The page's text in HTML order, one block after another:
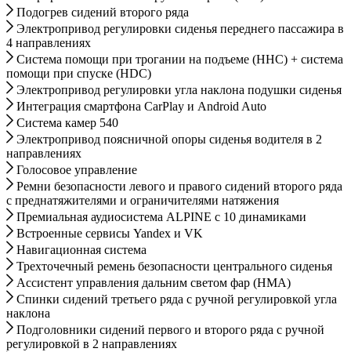
Подогрев сидений второго ряда
Электропривод регулировки сиденья переднего пассажира в
4 направлениях
Система помощи при трогании на подъеме (HHC) + система
помощи при спуске (HDC)
Электропривод регулировки угла наклона подушки сиденья
Интеграция смартфона CarPlay и Android Auto
Система камер 540
Электропривод поясничной опоры сиденья водителя в 2
направлениях
Голосовое управление
Ремни безопасности левого и правого сидений второго ряда
с преднатяжителями и ограничителями натяжения
Премиальная аудиосистема ALPINE с 10 динамиками
Встроенные сервисы Yandex и VK
Навигационная система
Трехточечный ремень безопасности центрального сиденья
Ассистент управления дальним светом фар (HMA)
Спинки сидений третьего ряда с ручной регулировкой угла
наклона
Подголовники сидений первого и второго ряда с ручной
регулировкой в 2 направлениях